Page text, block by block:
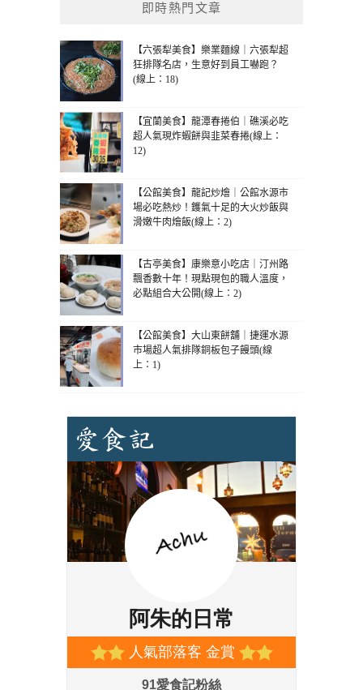
即時熱門文章
【六張犁美食】樂業麵線｜六張犁超
狂排隊名店，生意好到員工嚇跑？
(線上：18)
【宜蘭美食】龍潭春捲伯｜礁溪必吃
超人氣現炸蝦餅與韭菜春捲(線上：
12)
【公館美食】龍記炒燴｜公館水源市
場必吃熱炒！鑊氣十足的大火炒飯與
滑嫩牛肉燴飯(線上：2)
【古亭美食】康樂意小吃店｜汀州路
飄香數十年！現點現包的職人溫度，
必點組合大公開(線上：2)
【公館美食】大山東餅舖｜捷運水源
市場超人氣排隊銅板包子饅頭(線
上：1)